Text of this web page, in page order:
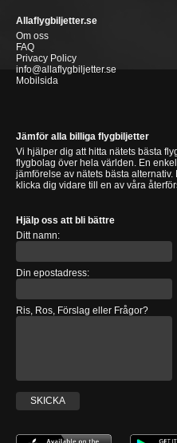
Allaflygbiljetter.se
Om oss
FAQ
Privacy Policy
info@allaflygbiljetter.se
Mobilsida
Jämför alla billiga flygbiljetter
Vi hjälper dig att hitta nätets bästa
flygbolag över hela världen. En
jämförelse av nätets bästa
klicka dig vidare till en av våra
Hjälp oss att bli bättre
Ditt namn:
Din epostadress:
Ris, Ros, Förslag eller Frågor?
SKICKA